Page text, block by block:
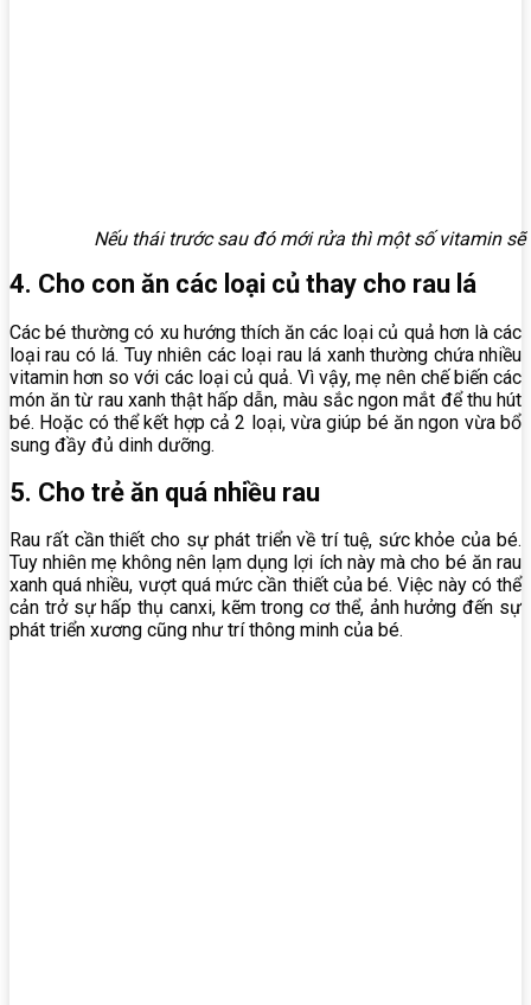
Nếu thái trước sau đó mới rửa thì một số vitamin
4. Cho con ăn các loại củ thay cho rau lá
Các bé thường có xu hướng thích ăn các loại củ quả hơn là các
loại rau có lá. Tuy nhiên các loại rau lá xanh thường chứa nhiều
vitamin hơn so với các loại củ quả. Vì vậy, mẹ nên chế biến các
món ăn từ rau xanh thật hấp dẫn, màu sắc ngon mắt để thu hút
bé. Hoặc có thể kết hợp cả 2 loại, vừa giúp bé ăn ngon vừa bổ
sung đầy đủ dinh dưỡng.
5. Cho trẻ ăn quá nhiều rau
Rau rất cần thiết cho sự phát triển về trí tuệ, sức khỏe của bé.
Tuy nhiên mẹ không nên lạm dụng lợi ích này mà cho bé ăn rau
xanh quá nhiều, vượt quá mức cần thiết của bé. Việc này có thể
cản trở sự hấp thụ canxi, kẽm trong cơ thể, ảnh hưởng đến sự
phát triển xương cũng như trí thông minh của bé.